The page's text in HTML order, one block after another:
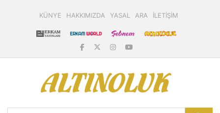
KÜNYE HAKKIMIZDA YASAL ARA İLETİŞİM